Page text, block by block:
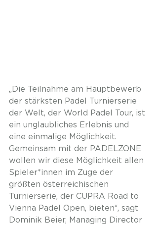
„Die Teilnahme am Hauptbewerb
der stärksten Padel Turnierserie
der Welt, der World Padel Tour, ist
ein unglaubliches Erlebnis und
eine einmalige Möglichkeit.
Gemeinsam mit der PADELZONE
wollen wir diese Möglichkeit allen
Spieler*innen im Zuge der
größten österreichischen
Turnierserie, der CUPRA Road to
Vienna Padel Open, bieten“, sagt
Dominik Beier, Managing Director